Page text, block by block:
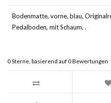
Bodenmatte, vorne, blau,
Pedalboden, mit Schaum, .
0Sterne, basierend auf0Bewertungen